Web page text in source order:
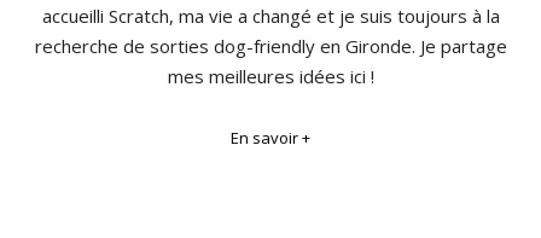
accueilli Scratch, ma vie a changé et je suis toujours à la
recherche de sorties dog-friendly en Gironde. Je partage
mes meilleures idées ici !
En savoir +